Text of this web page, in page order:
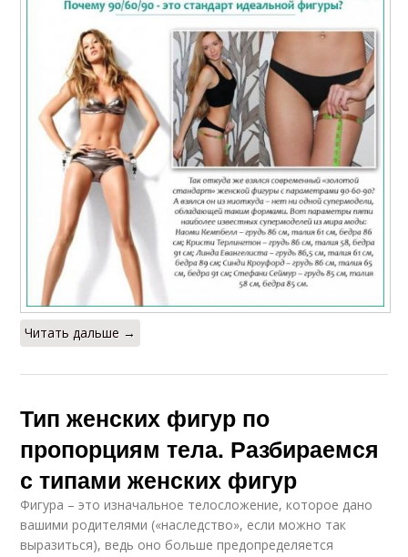
Читать дальше →
Тип женских фигур по
пропорциям тела. Разбираемся
с типами женских фигур
Фигура – это изначальное телосложение, которое дано
вашими родителями («наследство», если можно так
выразиться), ведь оно больше предопределяется